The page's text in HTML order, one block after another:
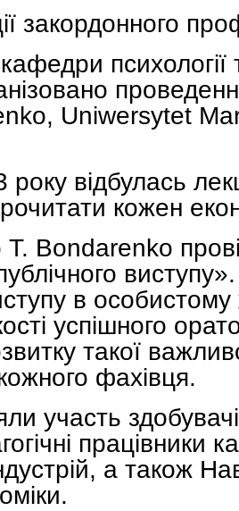
закордонного
кафедри
Uniwersytet
року відбулась
кожен
Т. Bondarenko
в
успішного
такої
фахівця.
участь
працівники
а також